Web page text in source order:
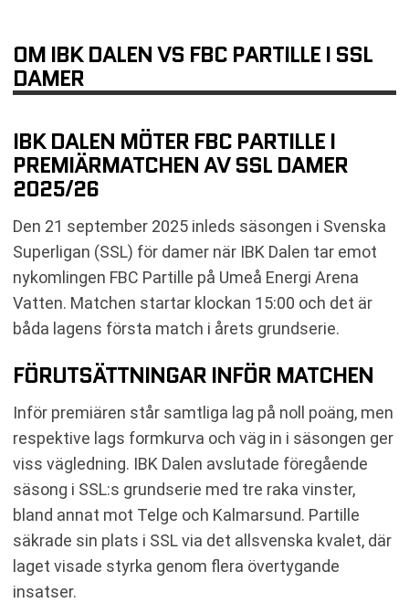
VANLIGA FRÅGOR OM IBK DALEN VS FBC
PARTILLE
TABELL
OM IBK DALEN VS FBC PARTILLE I SSL
DAMER
IBK DALEN MÖTER FBC PARTILLE I
PREMIÄRMATCHEN AV SSL DAMER
2025/26
Den 21 september 2025 inleds säsongen i Svenska
Superligan (SSL) för damer när IBK Dalen tar emot
nykomlingen FBC Partille på Umeå Energi Arena
Vatten. Matchen startar klockan 15:00 och det är
båda lagens första match i årets grundserie.
FÖRUTSÄTTNINGAR INFÖR MATCHEN
Inför premiären står samtliga lag på noll poäng, men
respektive lags formkurva och väg in i säsongen ger
viss vägledning. IBK Dalen avslutade föregående
säsong i SSL:s grundserie med tre raka vinster,
bland annat mot Telge och Kalmarsund. Partille
säkrade sin plats i SSL via det allsvenska kvalet, där
laget visade styrka genom flera övertygande
insatser.